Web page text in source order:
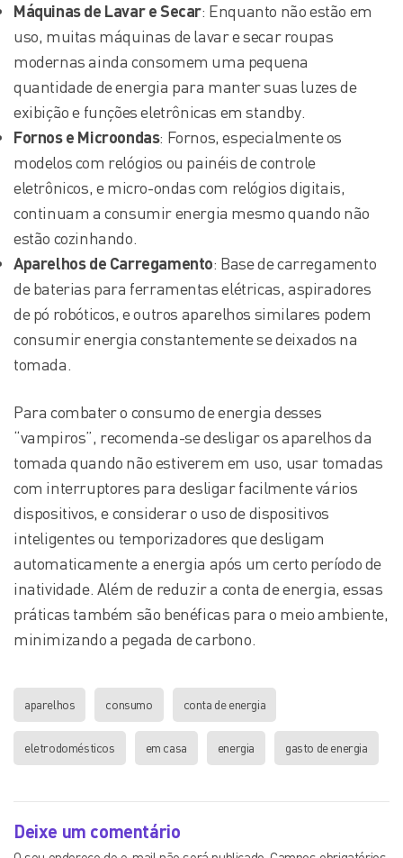
Máquinas de Lavar e Secar: Enquanto não estão em
uso, muitas máquinas de lavar e secar roupas
modernas ainda consomem uma pequena
quantidade de energia para manter suas luzes de
exibição e funções eletrônicas em standby.
Fornos e Microondas: Fornos, especialmente os
modelos com relógios ou painéis de controle
eletrônicos, e micro-ondas com relógios digitais,
continuam a consumir energia mesmo quando não
estão cozinhando.
Aparelhos de Carregamento: Base de carregamento
de baterias para ferramentas elétricas, aspiradores
de pó robóticos, e outros aparelhos similares podem
consumir energia constantemente se deixados na
tomada.
Para combater o consumo de energia desses
“vampiros”, recomenda-se desligar os aparelhos da
tomada quando não estiverem em uso, usar tomadas
com interruptores para desligar facilmente vários
dispositivos, e considerar o uso de dispositivos
inteligentes ou temporizadores que desligam
automaticamente a energia após um certo período de
inatividade. Além de reduzir a conta de energia, essas
práticas também são benéficas para o meio ambiente,
minimizando a pegada de carbono.
aparelhos consumo conta de energia
eletrodomésticos em casa energia gasto de energia
Deixe um comentário